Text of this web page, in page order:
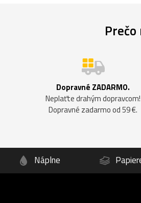
Prečo
Dopravné ZADARMO.
Neplaťte drahým dopravcom!
Dopravné zadarmo od 59 €.
Náplne